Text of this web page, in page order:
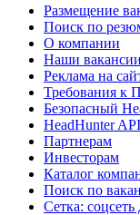
Размещение
Поиск по
О компании
Наши вакансии
Реклама на
Требования к
Безопасный
HeadHunter API
Партнерам
Инвесторам
Каталог
Поиск по
Сетка: соцсеть